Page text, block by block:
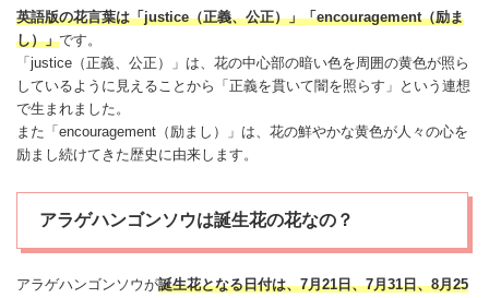
英語版の花言葉は「justice（正義、公正）」「encouragement（励ま
し）」です。
「justice（正義、公正）」は、花の中心部の暗い色を周囲の黄色が照ら
しているように見えることから「正義を貫いて闇を照らす」という連想
で生まれました。
また「encouragement（励まし）」は、花の鮮やかな黄色が人々の心を
励まし続けてきた歴史に由来します。
アラゲハンゴンソウは誕生花の花なの？
アラゲハンゴンソウが誕生花となる日付は、7月21日、7月31日、8月25